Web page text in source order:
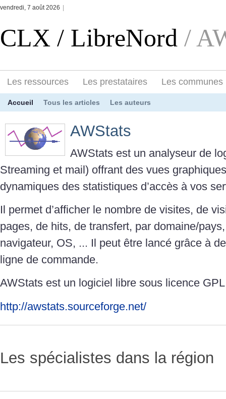
vendredi, 7 août 2026
CLX / LibreNord /
Les ressources Les prestataires Les communes
Accueil Tous les articles Les auteurs
AWStats
AWStats est un analyseur de
Streaming et mail) offrant des vues
dynamiques des statistiques d’accès à vos
Il permet d’afficher le nombre de visites, de
pages, de hits, de transfert, par domaine/
navigateur, OS, ... Il peut être lancé grâce à
ligne de commande.
AWStats est un logiciel libre sous licence
http://awstats.sourceforge.net/
Les spécialistes dans la région